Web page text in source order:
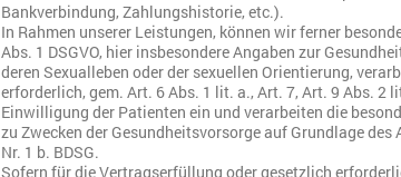
Bankverbindung, Zahlungshistorie, etc.).
In Rahmen unserer Leistungen, können wir ferner
Abs. 1 DSGVO, hier insbesondere Angaben zur
deren Sexualleben oder der sexuellen Orientierung,
erforderlich, gem. Art. 6 Abs. 1 lit. a., Art. 7, Art. 9 Abs. 2
Einwilligung der Patienten ein und verarbeiten die
zu Zwecken der Gesundheitsvorsorge auf Grundlage des
Nr. 1 b. BDSG.
Sofern für die Vertragserfüllung oder gesetzlich